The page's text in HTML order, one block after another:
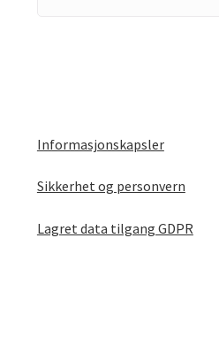
Informasjonskapsler
Sikkerhet og personvern
Lagret data tilgang GDPR